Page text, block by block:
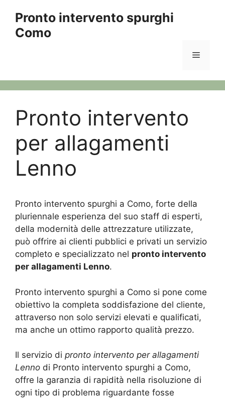
contenuto
Pronto intervento spurghi
Como
Menu
Pronto intervento
per allagamenti
Lenno
Pronto intervento spurghi a Como, forte della
pluriennale esperienza del suo staff di esperti,
della modernità delle attrezzature utilizzate,
può offrire ai clienti pubblici e privati un servizio
completo e specializzato nel pronto intervento
per allagamenti Lenno.
Pronto intervento spurghi a Como si pone come
obiettivo la completa soddisfazione del cliente,
attraverso non solo servizi elevati e qualificati,
ma anche un ottimo rapporto qualità prezzo.
Il servizio di pronto intervento per allagamenti
Lenno di Pronto intervento spurghi a Como,
offre la garanzia di rapidità nella risoluzione di
ogni tipo di problema riguardante fosse